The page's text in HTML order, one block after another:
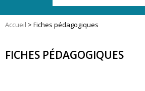
Accueil > Fiches pédagogiques
FICHES PÉDAGOGIQUES